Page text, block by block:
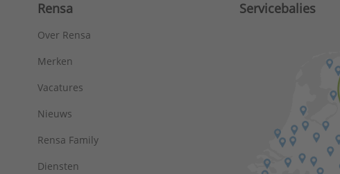
Rensa
Over Rensa
Merken
Vacatures
Nieuws
Rensa Family
Diensten
Servicebalies